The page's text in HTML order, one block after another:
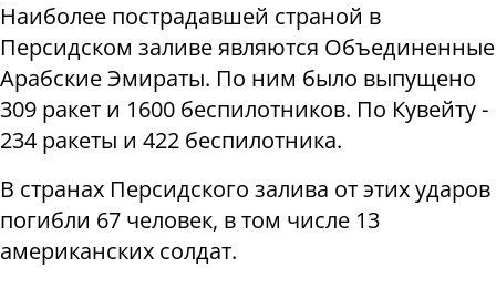
Наиболее пострадавшей страной в
Персидском заливе являются Объединенные
Арабские Эмираты. По ним было выпущено
309 ракет и 1600 беспилотников. По Кувейту -
234 ракеты и 422 беспилотника.
В странах Персидского залива от этих ударов
погибли 67 человек, в том числе 13
американских солдат.